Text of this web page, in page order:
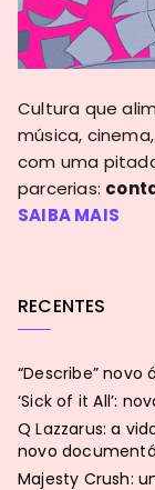
Cultura que
música,
com uma
parcerias:
SAIBA MAIS
RECENTES
“Describe” novo
‘Sick of it All’:
Q Lazzarus: a
novo
Majesty Crush: